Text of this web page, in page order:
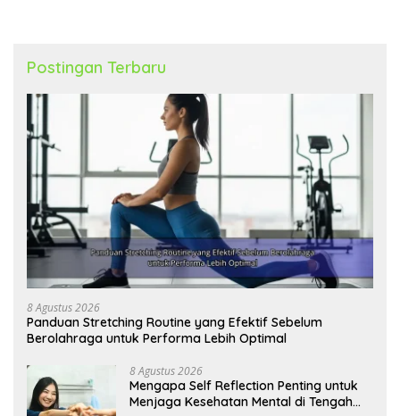
Postingan Terbaru
8 Agustus 2026
Panduan Stretching Routine yang Efektif Sebelum
Berolahraga untuk Performa Lebih Optimal
8 Agustus 2026
Mengapa Self Reflection Penting untuk
Menjaga Kesehatan Mental di Tengah